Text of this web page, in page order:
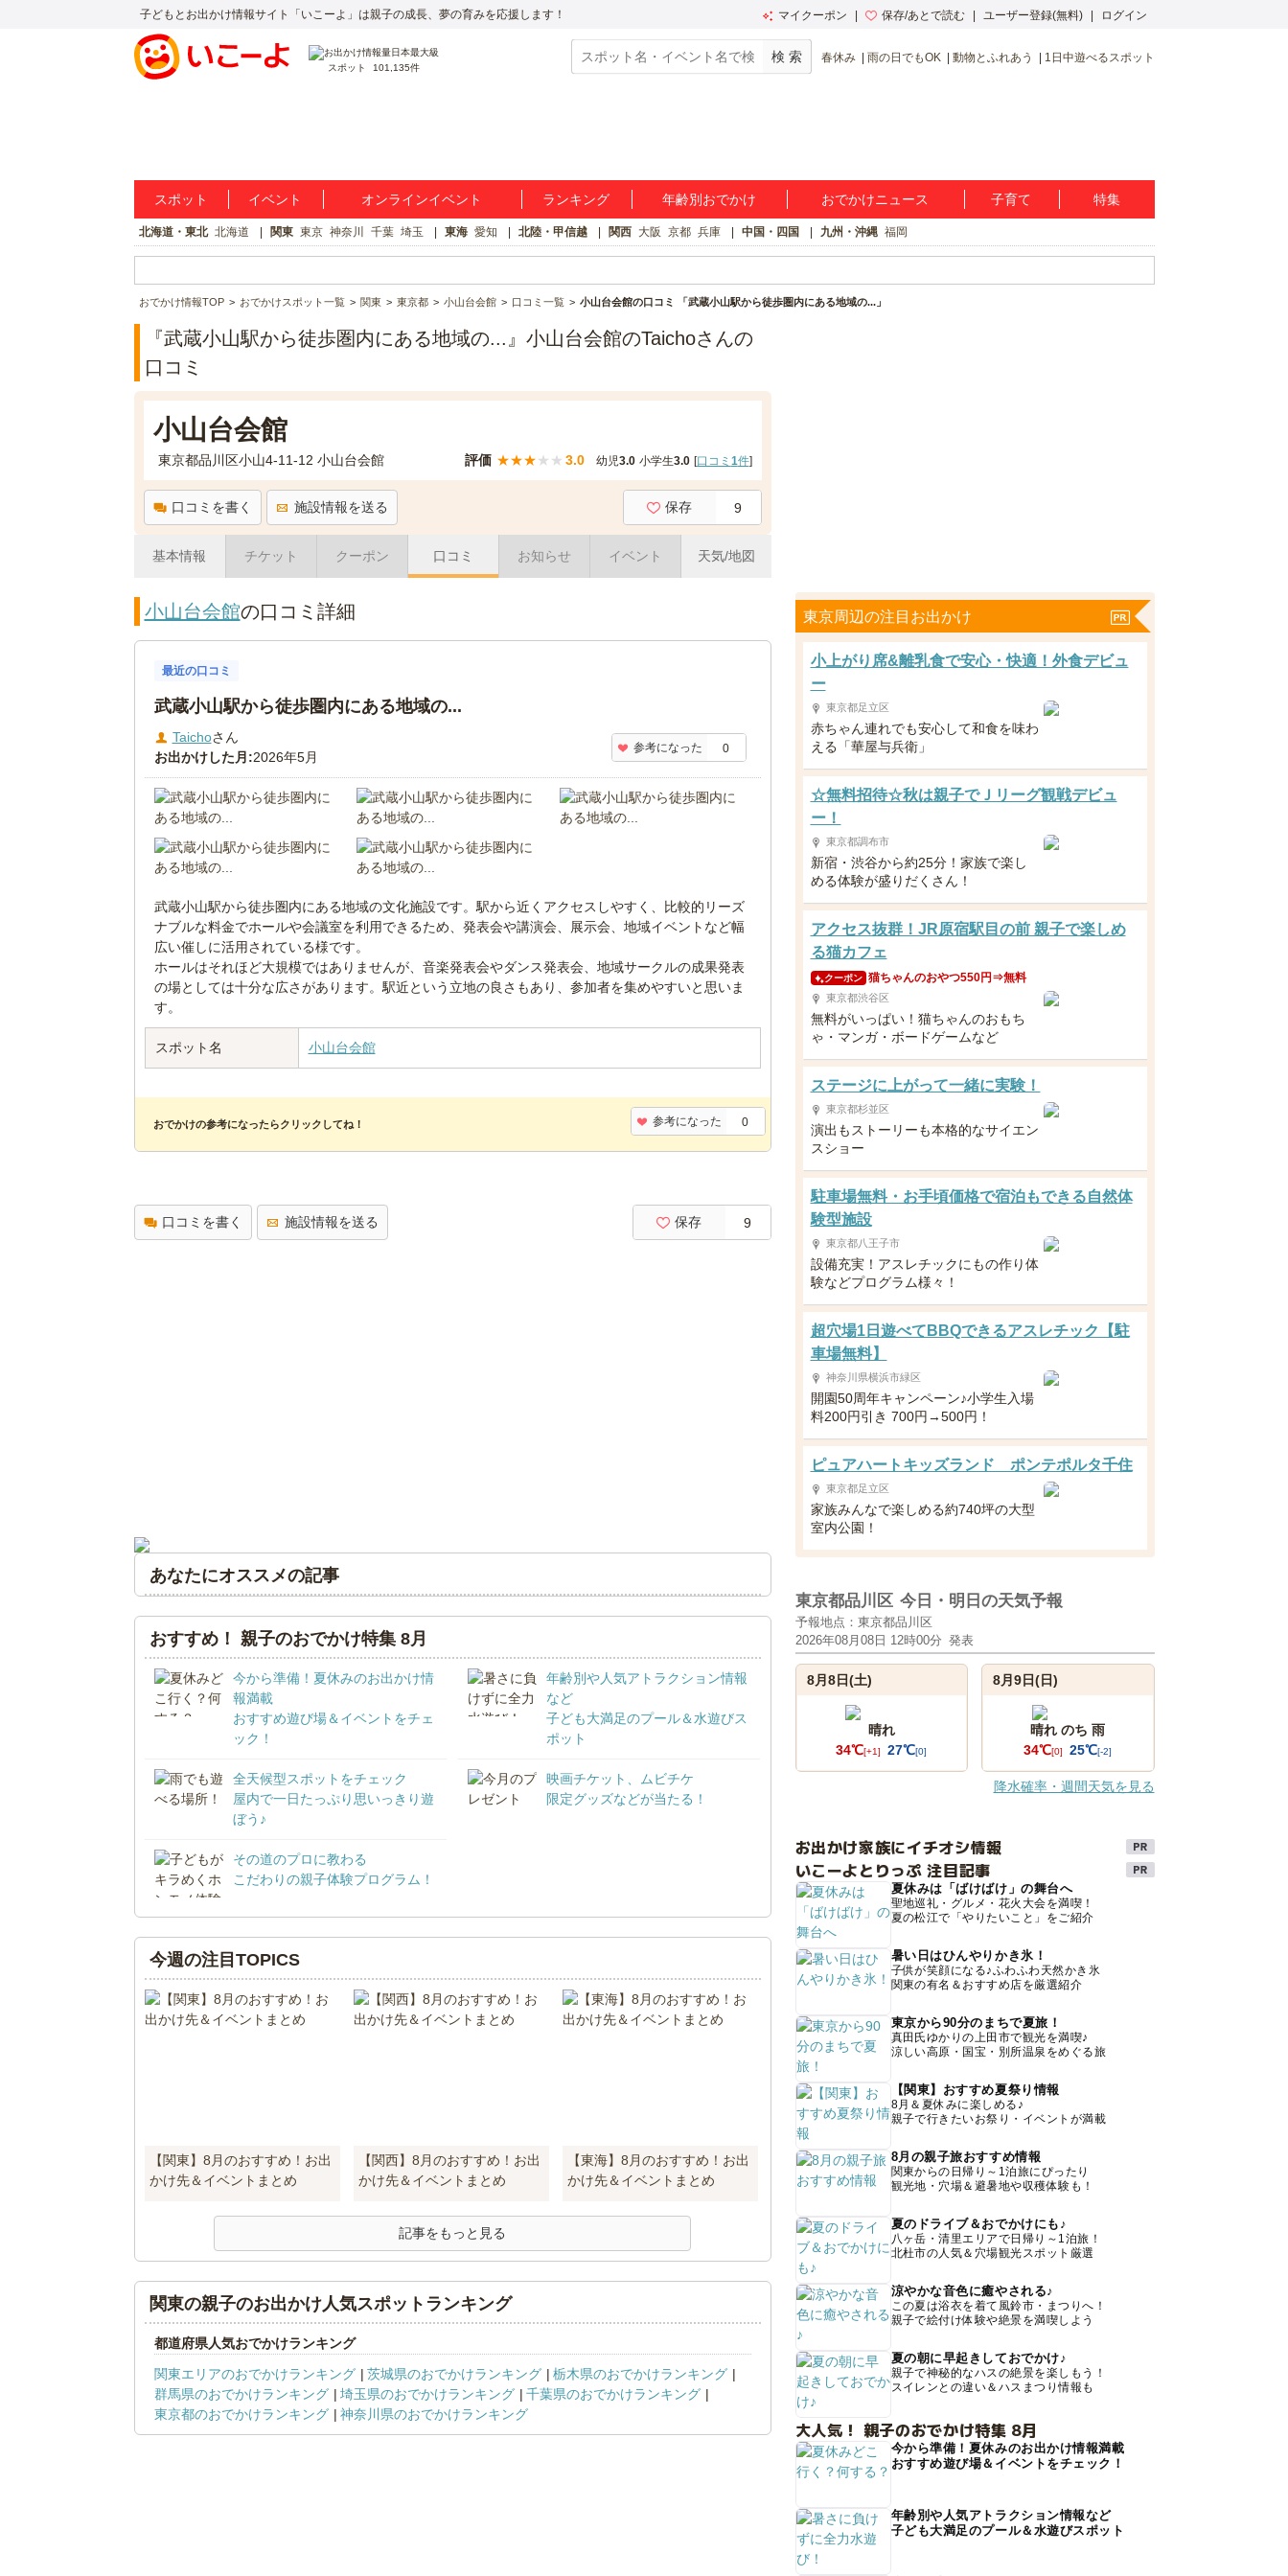
子どもとお出かけ情報サイト「いこーよ」は親子の成長、夢の育みを応援します！ マイクーポン 保存/あとで読む ユーザー登録(無料) ログイン
スポット 101,135件
春休み 雨の日でもOK 動物とふれあう 1日中遊べるスポット
スポット イベント オンラインイベント ランキング 年齢別おでかけ おでかけニュース 子育て 特集
北海道・東北 北海道 関東 東京 神奈川 千葉 埼玉 東海 愛知 北陸・甲信越 関西 大阪 京都 兵庫 中国・四国 九州・沖縄 福岡
おでかけ情報TOP おでかけスポット一覧 関東 東京都 小山台会館 口コミ一覧 小山台会館の口コミ 「武蔵小山駅から徒歩圏内にある地域の...」
『武蔵小山駅から徒歩圏内にある地域の...』小山台会館のTaichoさんの
口コミ
小山台会館
東京都品川区小山4-11-12 小山台会館 評価 ★★★★ ★ 3.0 幼児3.0 小学生3.0 [口コミ 1件]
口コミを書く 施設情報を送る 保存 9
基本情報 チケット クーポン 口コミ お知らせ イベント 天気/地図
小山台会館の口コミ詳細
最近の口コミ
武蔵小山駅から徒歩圏内にある地域の...
Taichoさん
お出かけした月:2026年5月
参考になった 0
武蔵小山駅から徒歩圏内にある地域の文化施設です。駅から近くアクセスしやすく、比較的リーズ
ナブルな料金でホールや会議室を利用できるため、発表会や講演会、展示会、地域イベントなど幅
広い催しに活用されている様です。
ホールはそれほど大規模ではありませんが、音楽発表会やダンス発表会、地域サークルの成果発表
の場としては十分な広さがあります。駅近という立地の良さもあり、参加者を集めやすいと思いま
す。
スポット名 小山台会館
おでかけの参考になったらクリックしてね！ 参考になった 0
口コミを書く 施設情報を送る 保存 9
あなたにオススメの記事
おすすめ！ 親子のおでかけ特集 8月
今から準備！夏休みのお出かけ情
報満載
おすすめ遊び場＆イベントをチェ
ック！
年齢別や人気アトラクション情報
など
子ども大満足のプール＆水遊びス
ポット
全天候型スポットをチェック
屋内で一日たっぷり思いっきり遊
ぼう♪
映画チケット、ムビチケ
限定グッズなどが当たる！
その道のプロに教わる
こだわりの親子体験プログラム！
今週の注目TOPICS
【関東】8月のおすすめ！お出
かけ先＆イベントまとめ
【関西】8月のおすすめ！お出
かけ先＆イベントまとめ
【東海】8月のおすすめ！お出
かけ先＆イベントまとめ
記事をもっと見る
関東の親子のお出かけ人気スポットランキング
都道府県人気おでかけランキング
関東エリアのおでかけランキング
茨城県のおでかけランキング
栃木県のおでかけランキング
群馬県のおでかけランキング
埼玉県のおでかけランキング
千葉県のおでかけランキング
東京都のおでかけランキング
神奈川県のおでかけランキング
東京周辺の注目お出かけ
小上がり席&離乳食で安心・快適！外食デビュ
ー
東京都足立区
赤ちゃん連れでも安心して和食を味わ
える「華屋与兵衛」
☆無料招待☆秋は親子でＪリーグ観戦デビュ
ー！
東京都調布市
新宿・渋谷から約25分！家族で楽し
める体験が盛りだくさん！
アクセス抜群！JR原宿駅目の前 親子で楽しめ
る猫カフェ
クーポン 猫ちゃんのおやつ550円⇒無料
東京都渋谷区
無料がいっぱい！猫ちゃんのおもち
ゃ・マンガ・ボードゲームなど
ステージに上がって一緒に実験！
東京都杉並区
演出もストーリーも本格的なサイエン
スショー
駐車場無料・お手頃価格で宿泊もできる自然体
験型施設
東京都八王子市
設備充実！アスレチックにもの作り体
験などプログラム様々！
超穴場1日遊べてBBQできるアスレチック【駐
車場無料】
神奈川県横浜市緑区
開園50周年キャンペーン♪小学生入場
料200円引き 700円→500円！
ピュアハートキッズランド ポンテポルタ千住
東京都足立区
家族みんなで楽しめる約740坪の大型
室内公園！
東京都品川区 今日・明日の天気予報
予報地点：東京都品川区
2026年08月08日 12時00分 発表
8月8日(土)
晴れ
34℃[+1] 27℃[0]
8月9日(日)
晴れ のち 雨
34℃[0] 25℃[-2]
降水確率・週間天気を見る
お出かけ家族にイチオシ情報
いこーよとりっぷ 注目記事
夏休みは「ばけばけ」の舞台へ
聖地巡礼・グルメ・花火大会を満喫！
夏の松江で「やりたいこと」をご紹介
暑い日はひんやりかき氷！
子供が笑顔になる♪ふわふわ天然かき氷
関東の有名＆おすすめ店を厳選紹介
東京から90分のまちで夏旅！
真田氏ゆかりの上田市で観光を満喫♪
涼しい高原・国宝・別所温泉をめぐる旅
【関東】おすすめ夏祭り情報
8月＆夏休みに楽しめる♪
親子で行きたいお祭り・イベントが満載
8月の親子旅おすすめ情報
関東からの日帰り～1泊旅にぴったり
観光地・穴場＆避暑地や収穫体験も！
夏のドライブ＆おでかけにも♪
八ヶ岳・清里エリアで日帰り～1泊旅！
北杜市の人気＆穴場観光スポット厳選
涼やかな音色に癒やされる♪
この夏は浴衣を着て風鈴市・まつりへ！
親子で絵付け体験や絶景を満喫しよう
夏の朝に早起きしておでかけ♪
親子で神秘的なハスの絶景を楽しもう！
スイレンとの違い＆ハスまつり情報も
大人気！ 親子のおでかけ特集 8月
今から準備！夏休みのお出かけ情報満載
おすすめ遊び場＆イベントをチェック！
年齢別や人気アトラクション情報など
子ども大満足のプール＆水遊びスポット